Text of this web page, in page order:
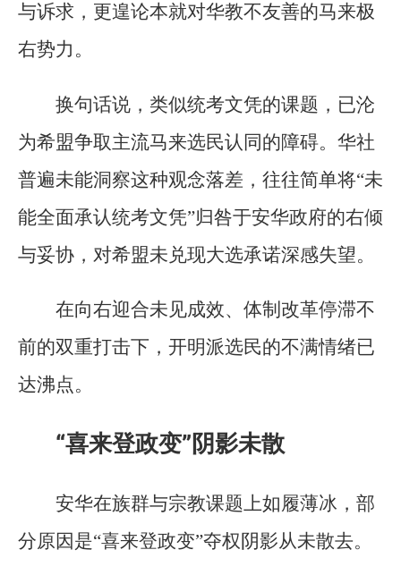
与诉求，更遑论本就对华教不友善的马来极
右势力。
换句话说，类似统考文凭的课题，已沦
为希盟争取主流马来选民认同的障碍。华社
普遍未能洞察这种观念落差，往往简单将“未
能全面承认统考文凭”归咎于安华政府的右倾
与妥协，对希盟未兑现大选承诺深感失望。
在向右迎合未见成效、体制改革停滞不
前的双重打击下，开明派选民的不满情绪已
达沸点。
“喜来登政变”阴影未散
安华在族群与宗教课题上如履薄冰，部
分原因是“喜来登政变”夺权阴影从未散去。